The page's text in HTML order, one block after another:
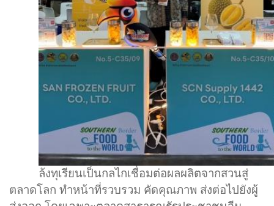
ล้งทุเรียนเป็นกลไกเชื่อมต่อผลผลิตจากสวนสู่
ตลาดโลก ทำหน้าที่รวบรวม คัดคุณภาพ ส่งต่อไปยังผู้